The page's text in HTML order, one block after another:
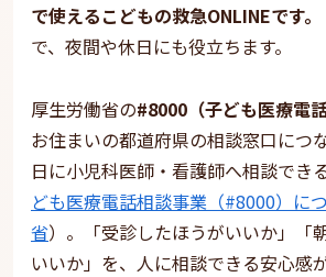
で使えるこどもの救急ONLINEです。
で、夜間や休日にも役立ちます。
厚生労働省の#8000（子ども医療電
お住まいの都道府県の相談窓口につ
日に小児科医師・看護師へ相談でき
ども医療電話相談事業（#8000）に
省）。「受診したほうがいいか」「
いいか」を、人に相談できる安心感